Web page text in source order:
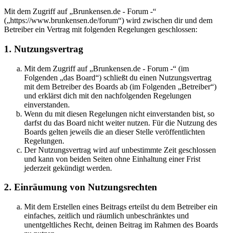
Mit dem Zugriff auf „Brunkensen.de - Forum -“
(„https://www.brunkensen.de/forum“) wird zwischen dir und dem
Betreiber ein Vertrag mit folgenden Regelungen geschlossen:
1. Nutzungsvertrag
Mit dem Zugriff auf „Brunkensen.de - Forum -“ (im
Folgenden „das Board“) schließt du einen Nutzungsvertrag
mit dem Betreiber des Boards ab (im Folgenden „Betreiber“)
und erklärst dich mit den nachfolgenden Regelungen
einverstanden.
Wenn du mit diesen Regelungen nicht einverstanden bist, so
darfst du das Board nicht weiter nutzen. Für die Nutzung des
Boards gelten jeweils die an dieser Stelle veröffentlichten
Regelungen.
Der Nutzungsvertrag wird auf unbestimmte Zeit geschlossen
und kann von beiden Seiten ohne Einhaltung einer Frist
jederzeit gekündigt werden.
2. Einräumung von Nutzungsrechten
Mit dem Erstellen eines Beitrags erteilst du dem Betreiber ein
einfaches, zeitlich und räumlich unbeschränktes und
unentgeltliches Recht, deinen Beitrag im Rahmen des Boards